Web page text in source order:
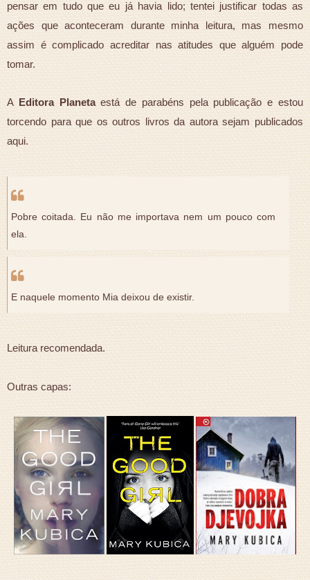
pensar em tudo que eu já havia lido; tentei justificar todas as
ações que aconteceram durante minha leitura, mas mesmo
assim é complicado acreditar nas atitudes que alguém pode
tomar.
A Editora Planetaestá de parabéns pela publicação e estou
torcendo para que os outros livros da autora sejam publicados
aqui.
Pobre coitada. Eu não me importava nem um pouco com
ela.
E naquele momento Mia deixou de existir.
Leitura recomendada.
Outras capas: